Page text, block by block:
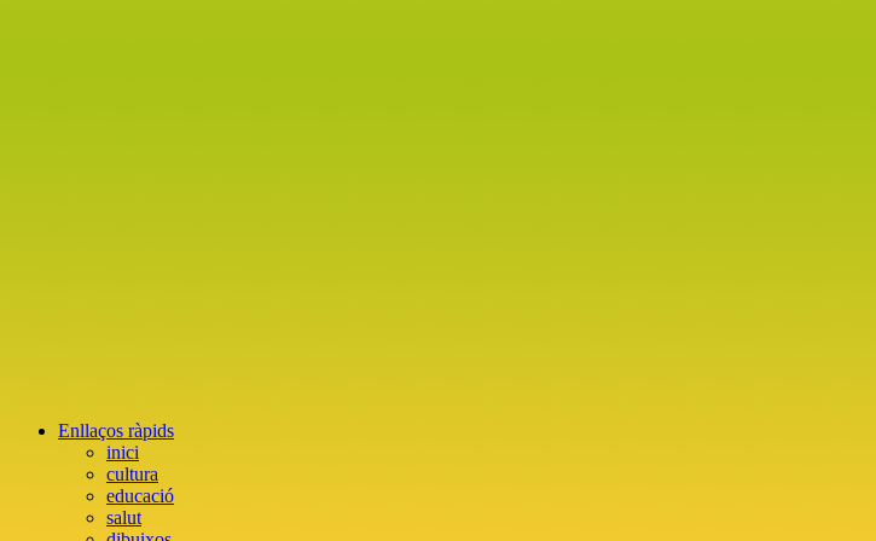
Enllaços ràpids
inici
cultura
educació
salut